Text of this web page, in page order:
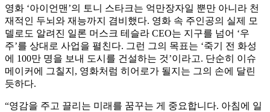
영화 ‘아이언맨’의 토니 스타크는 억만장자일 뿐만 아니라 천
재적인 두뇌와 재능까지 겸비했다. 영화 속 주인공의 실제 모
델로도 알려진 일론 머스크 테슬라 CEO는 지구를 넘어 ‘우
주’를 상대로 사업을 펼친다. 그런 그의 목표는 ‘죽기 전 화성
에 100만 명을 보내 도시를 건설하는 것’이라고. 단순히 이슈
메이커에 그칠지, 영화처럼 히어로가 될지는 그의 손에 달린
듯하다.
“영감을 주고 끌리는 미래를 꿈꾸는 게 중요합니다. 아침에 일